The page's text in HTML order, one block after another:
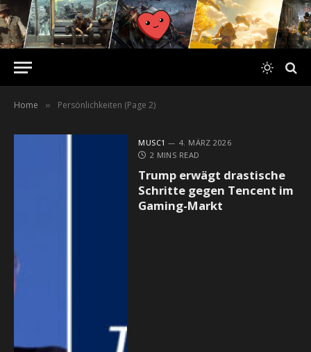
Home » Persönlichkeiten (Page 2)
MUSC1
4. MÄRZ 2026
2 MINS READ
Trump erwägt drastische
Schritte gegen Tencent im
Gaming-Markt